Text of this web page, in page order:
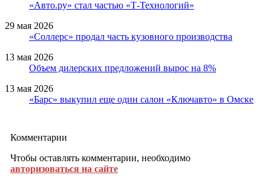
«Авто.ру» стал частью «Т-Технологий»
29 мая 2026
«Соллерс» продал часть кузовного производства
13 мая 2026
Объем дилерских предложений вырос на 8%
13 мая 2026
«Барс» выкупил еще один салон «Ключавто» в Омске
Комментарии
Чтобы оставлять комментарии, необходимо
авторизоваться на сайте